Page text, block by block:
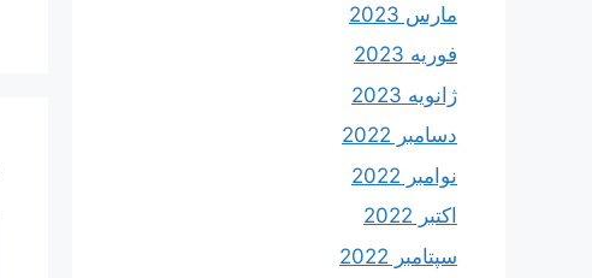
مارس 2023
فوریه 2023
ژانویه 2023
دسامبر 2022
نوامبر 2022
اکتبر 2022
سپتامبر 2022